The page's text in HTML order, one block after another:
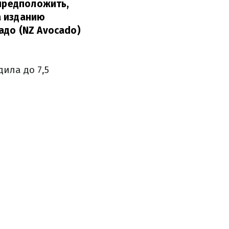
изданию
(NZ Avocado)
до 7,5